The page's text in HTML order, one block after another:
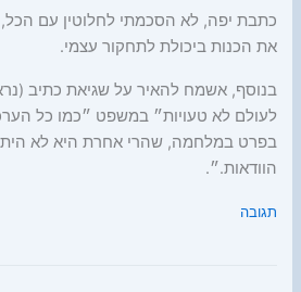
כתבת יפה, לא הסכמתי לחלוטין עם הכל,
את הכנות ביכולת לתחקור עצמי.
בנוסף, אשמח להאיר על שגיאת כתיב
לעולם לא טעויות״ במשפט ״כמו כל
בפרט במלחמה, שהרי אחרת היא לא
הוודאות.״.
תגובה